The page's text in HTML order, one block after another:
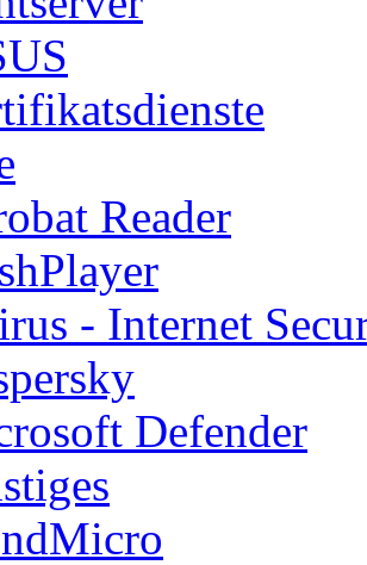
Reader
- Internet
Defender